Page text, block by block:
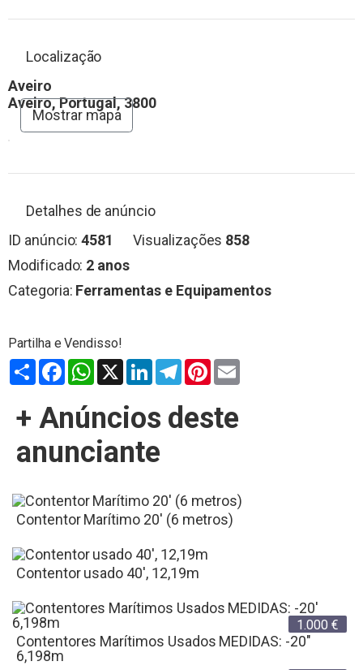
Localização
Aveiro
Aveiro, Portugal, 3800
Mostrar mapa
Detalhes de anúncio
ID anúncio: 4581 Visualizações 858
Modificado: 2 anos
Categoria: Ferramentas e Equipamentos
PartilharFacebookWhatsApp
X LinkedInTelegram
Pinterest
+ Anúncios deste
anunciante
Contentor Marítimo 20' (6 metros)
1.000 €
Contentor usado 40', 12,19m
Contentores Marítimos Usados MEDIDAS: -20"
6,198m